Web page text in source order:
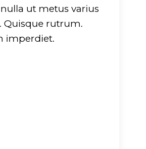
ut metus varius
Quisque rutrum.
imperdiet.